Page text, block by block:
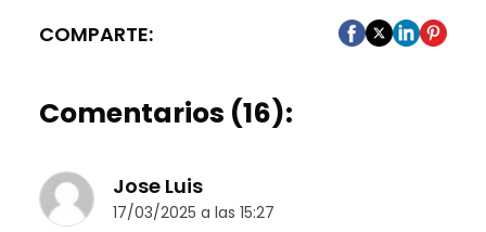
COMPARTE:
Comentarios (16):
Jose Luis
17/03/2025 a las 15:27